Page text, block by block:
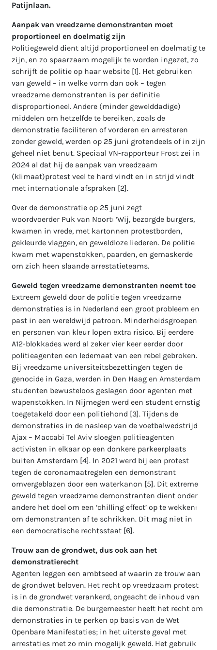
Patijnlaan.
Aanpak van vreedzame demonstranten moet
proportioneel en doelmatig zijn
Politiegeweld dient altijd proportioneel en doelmatig te
zijn, en zo spaarzaam mogelijk te worden ingezet, zo
schrijft de politie op haar website [1]. Het gebruiken
van geweld – in welke vorm dan ook – tegen
vreedzame demonstranten is per definitie
disproportioneel. Andere (minder gewelddadige)
middelen om hetzelfde te bereiken, zoals de
demonstratie faciliteren of vorderen en arresteren
zonder geweld, werden op 25 juni grotendeels of in zijn
geheel niet benut. Speciaal VN-rapporteur Frost zei in
2024 al dat hij de aanpak van vreedzaam
(klimaat)protest veel te hard vindt en in strijd vindt
met internationale afspraken [2].
Over de demonstratie op 25 juni zegt
woordvoerder Puk van Noort: ‘Wij, bezorgde burgers,
kwamen in vrede, met kartonnen protestborden,
gekleurde vlaggen, en geweldloze liederen. De politie
kwam met wapenstokken, paarden, en gemaskerde
om zich heen slaande arrestatieteams.
Geweld tegen vreedzame demonstranten neemt toe
Extreem geweld door de politie tegen vreedzame
demonstraties is in Nederland een groot probleem en
past in een wereldwijd patroon. Minderheidsgroepen
en personen van kleur lopen extra risico. Bij eerdere
A12-blokkades werd al zeker vier keer eerder door
politieagenten een ledemaat van een rebel gebroken.
Bij vreedzame universiteitsbezettingen tegen de
genocide in Gaza, werden in Den Haag en Amsterdam
studenten bewusteloos geslagen door agenten met
wapenstokken. In Nijmegen werd een student ernstig
toegetakeld door een politiehond [3]. Tijdens de
demonstraties in de nasleep van de voetbalwedstrijd
Ajax – Maccabi Tel Aviv sloegen politieagenten
activisten in elkaar op een donkere parkeerplaats
buiten Amsterdam [4]. In 2021 werd bij een protest
tegen de coronamaatregelen een demonstrant
omvergeblazen door een waterkanon [5]. Dit extreme
geweld tegen vreedzame demonstranten dient onder
andere het doel om een ‘chilling effect’ op te wekken:
om demonstranten af te schrikken. Dit mag niet in
een democratische rechtsstaat [6].
Trouw aan de grondwet, dus ook aan het
demonstratierecht
Agenten leggen een ambtseed af waarin ze trouw aan
de grondwet beloven. Het recht op vreedzaam protest
is in de grondwet verankerd, ongeacht de inhoud van
die demonstratie. De burgemeester heeft het recht om
demonstraties in te perken op basis van de Wet
Openbare Manifestaties; in het uiterste geval met
arrestaties met zo min mogelijk geweld. Het gebruik